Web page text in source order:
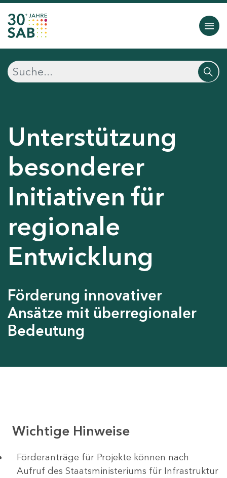
Unterstützung
besonderer
Initiativen für
regionale
Entwicklung
Förderung innovativer
Ansätze mit überregionaler
Bedeutung
Wichtige Hinweise
Förderanträge für Projekte können nach
Aufruf des Staatsministeriums für Infrastruktur